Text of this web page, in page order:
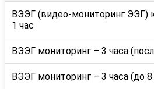
ВЭЭГ (видео-мониторинг ЭЭГ)
1 час
ВЭЭГ мониторинг – 3 часа
ВЭЭГ мониторинг – 3 часа (до 8